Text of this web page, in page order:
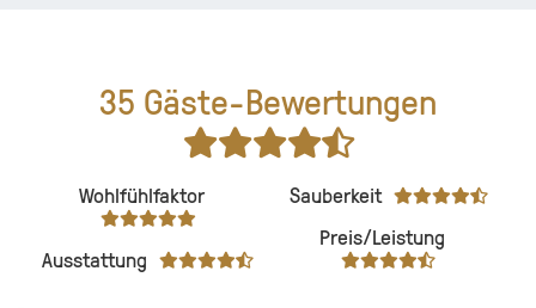
35 Gäste-Bewertungen
Wohlfühlfaktor
Ausstattung
Sauberkeit
Preis/Leistung